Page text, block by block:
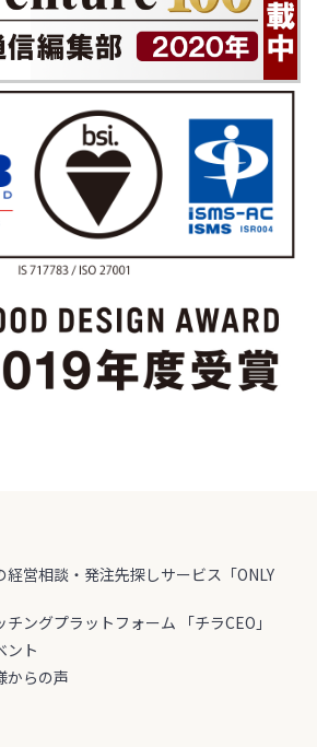
経営相談・発注先探しサービス「ONLY
ングプラットフォーム 「チラCEO」
ント
からの声